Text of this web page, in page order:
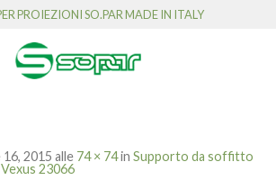
PROIEZIONI SO.PAR MADE IN ITALY
2015 alle 74 × 74in Supporto da soffitto
23066